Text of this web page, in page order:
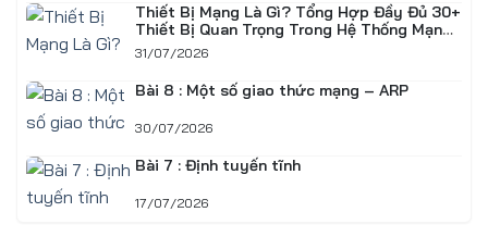
Thiết Bị Mạng Là Gì? Tổng Hợp Đầy Đủ 30+
Thiết Bị Quan Trọng Trong Hệ Thống Mạng
Doanh Nghiệp
31/07/2026
Bài 8 : Một số giao thức mạng – ARP
30/07/2026
Bài 7 : Định tuyến tĩnh
17/07/2026